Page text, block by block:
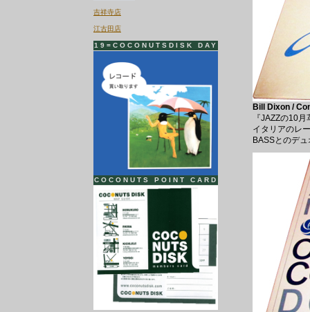
Bill Dixon /
『JAZZの10
イタリアのレ
BASSとのデ
吉祥寺店
江古田店
19=COCONUTSDISK DAY
COCONUTS POINT CARD